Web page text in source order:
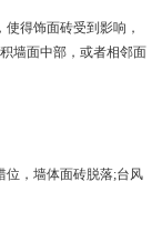
得饰面砖受到影响，
墙面中部，或者相邻面
，墙体面砖脱落;台风